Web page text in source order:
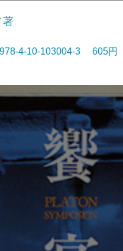
著
4-10-103004-3 605円